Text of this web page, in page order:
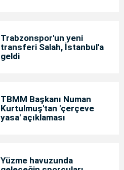
Trabzonspor'un yeni
transferi Salah, İstanbul'a
geldi
TBMM Başkanı Numan
Kurtulmuş'tan 'çerçeve
yasa' açıklaması
Yüzme havuzunda